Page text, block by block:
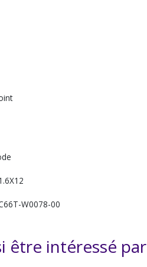
W0078-00
être intéressé par